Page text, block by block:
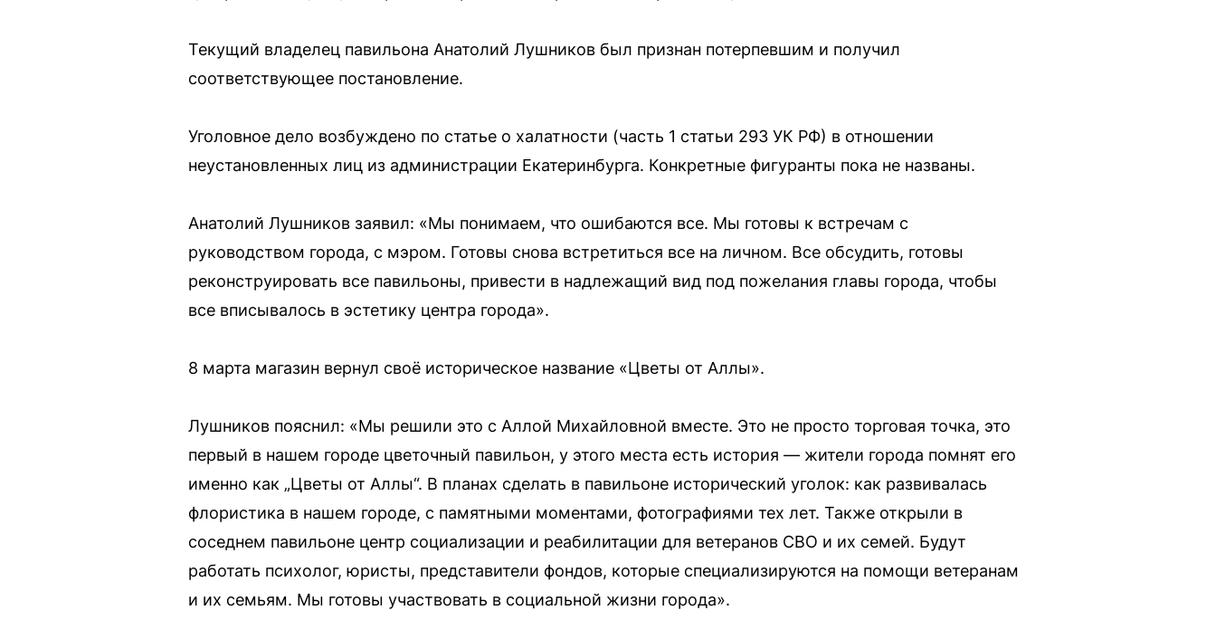
Текущий владелец павильона Анатолий Лушников был признан потерпевшим и получил
соответствующее постановление.
Уголовное дело возбуждено по статье о халатности (часть 1 статьи 293 УК РФ) в отношении
неустановленных лиц из администрации Екатеринбурга. Конкретные фигуранты пока не названы.
Анатолий Лушников заявил: «Мы понимаем, что ошибаются все. Мы готовы к встречам с
руководством города, с мэром. Готовы снова встретиться все на личном. Все обсудить, готовы
реконструировать все павильоны, привести в надлежащий вид под пожелания главы города, чтобы
все вписывалось в эстетику центра города».
8 марта магазин вернул своё историческое название «Цветы от Аллы».
Лушников пояснил: «Мы решили это с Аллой Михайловной вместе. Это не просто торговая точка, это
первый в нашем городе цветочный павильон, у этого места есть история — жители города помнят его
именно как „Цветы от Аллы“. В планах сделать в павильоне исторический уголок: как развивалась
флористика в нашем городе, с памятными моментами, фотографиями тех лет. Также открыли в
соседнем павильоне центр социализации и реабилитации для ветеранов СВО и их семей. Будут
работать психолог, юристы, представители фондов, которые специализируются на помощи ветеранам
и их семьям. Мы готовы участвовать в социальной жизни города».